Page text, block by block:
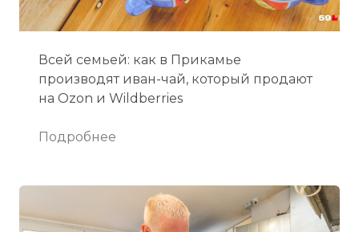
Всей семьей: как в Прикамье
производят иван-чай, который продают
на Ozon и Wildberries
Подробнее